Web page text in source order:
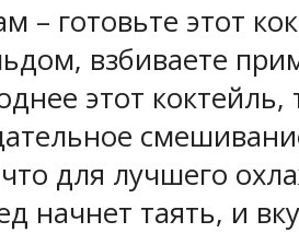
– готовьте этот
взбиваете
этот коктейль,
для лучшего
начнет таять, и